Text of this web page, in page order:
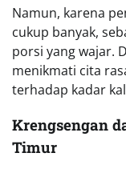
Namun, karena
cukup banyak,
porsi yang wajar.
menikmati cita
terhadap kadar
Krengsengan
Timur